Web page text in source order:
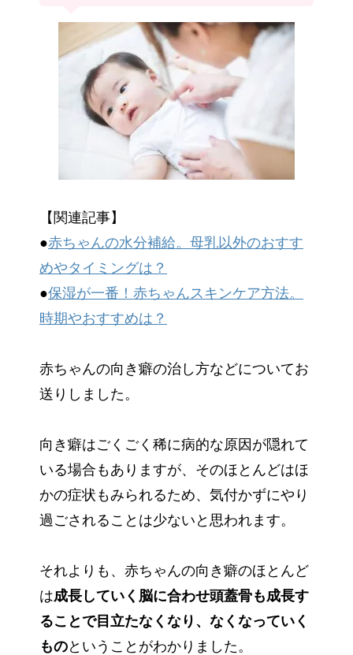
【関連記事】
●赤ちゃんの水分補給。母乳以外のおすす
めやタイミングは？
●保湿が一番！赤ちゃんスキンケア方法。
時期やおすすめは？
赤ちゃんの向き癖の治し方などについてお
送りしました。
向き癖はごくごく稀に病的な原因が隠れて
いる場合もありますが、そのほとんどはほ
かの症状もみられるため、気付かずにやり
過ごされることは少ないと思われます。
それよりも、赤ちゃんの向き癖のほとんど
は成長していく脳に合わせ頭蓋骨も成長す
ることで目立たなくなり、なくなっていく
ものということがわかりました。